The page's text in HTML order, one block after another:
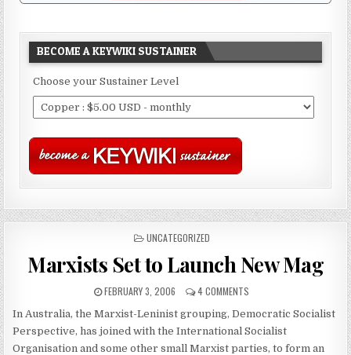
BECOME A KEYWIKI SUSTAINER
Choose your Sustainer Level
POSTED
UNCATEGORIZED
Marxists Set to Launch New Mag
FEBRUARY 3, 2006 4 COMMENTS
In Australia, the Marxist-Leninist grouping, Democratic Socialist
Perspective, has joined with the International Socialist
Organisation and some other small Marxist parties, to form an